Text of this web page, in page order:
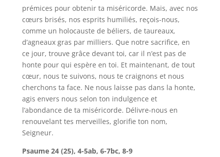
prémices pour obtenir ta miséricorde. Mais, avec nos
cœurs brisés, nos esprits humiliés, reçois-nous,
comme un holocauste de béliers, de taureaux,
d’agneaux gras par milliers. Que notre sacrifice, en
ce jour, trouve grâce devant toi, car il n’est pas de
honte pour qui espère en toi. Et maintenant, de tout
cœur, nous te suivons, nous te craignons et nous
cherchons ta face. Ne nous laisse pas dans la honte,
agis envers nous selon ton indulgence et
l’abondance de ta miséricorde. Délivre-nous en
renouvelant tes merveilles, glorifie ton nom,
Seigneur.
Psaume 24 (25), 4-5ab, 6-7bc, 8-9